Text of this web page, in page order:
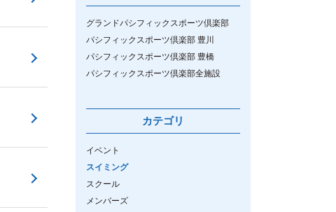
グランドパシフィックスポーツ倶楽部
パシフィックスポーツ倶楽部 豊川
パシフィックスポーツ倶楽部 豊橋
パシフィックスポーツ倶楽部全施設
カテゴリ
イベント
スイミング
スクール
メンバーズ